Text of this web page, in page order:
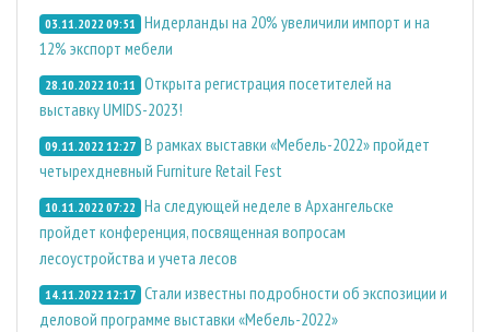
03.11.2022 09:51 Нидерланды на 20% увеличили импорт и на
12% экспорт мебели
28.10.2022 10:11 Открыта регистрация посетителей на
выставку UMIDS-2023!
09.11.2022 12:27 В рамках выставки «Мебель-2022» пройдет
четырехдневный Furniture Retail Fest
10.11.2022 07:22 На следующей неделе в Архангельске
пройдет конференция, посвященная вопросам
лесоустройства и учета лесов
14.11.2022 12:17 Стали известны подробности об экспозиции и
деловой программе выставки «Мебель-2022»